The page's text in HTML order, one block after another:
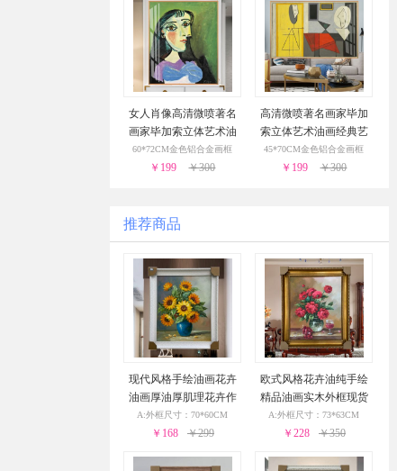
女人肖像高清微喷著名
画家毕加索立体艺术油
画经典艺术装饰画
60*72CM金色铝合金画框
￥199 ￥300
高清微喷著名画家毕加
索立体艺术油画经典艺
术装饰画
45*70CM金色铝合金画框
￥199 ￥300
推荐商品
现代风格手绘油画花卉
油画厚油厚肌理花卉作
品PS环保外框现货现发2
4小时之内发货
A:外框尺寸：70*60CM
￥168 ￥299
欧式风格花卉油纯手绘
精品油画实木外框现货
现发葡萄花瓶与酒杯24
小时之内发货
A:外框尺寸：73*63CM
￥228 ￥350